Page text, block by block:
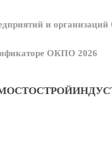
и
ОКПО 2026